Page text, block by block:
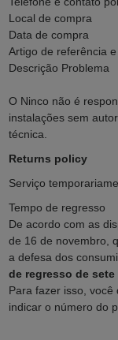
Local de compra
Data de compra
Artigo de referência
Descrição Problema
O Ninco não é
instalações sem
técnica.
Returns policy
Serviço
Tempo de regresso
De acordo com as
de 16 de novembro,
a defesa dos
de regresso de
Para fazer isso,
indicar o número do